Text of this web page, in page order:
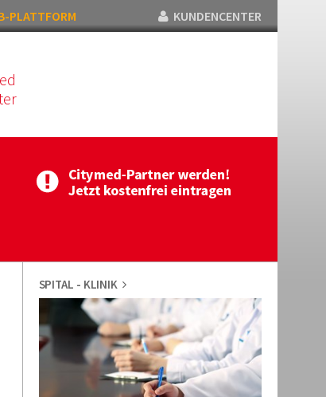
PLATTFORM KUNDENCENTER
SPITAL - KLINIK